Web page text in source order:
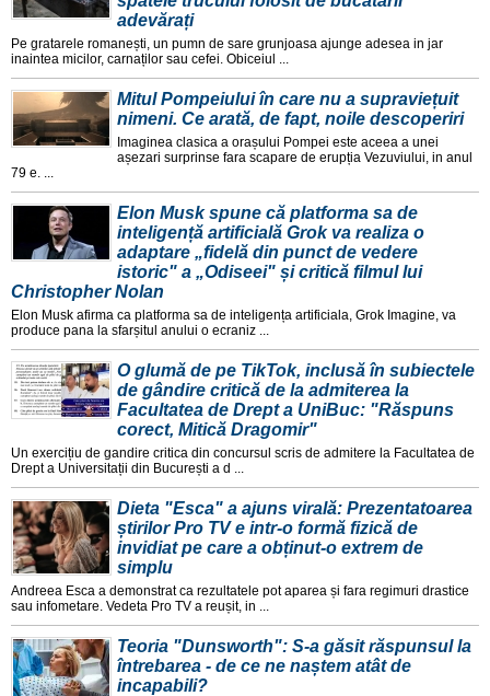
adevărați
Pe gratarele romanești, un pumn de sare grunjoasa ajunge adesea in jar
inaintea micilor, carnaților sau cefei. Obiceiul ...
Mitul Pompeiului în care nu a supraviețuit
nimeni. Ce arată, de fapt, noile descoperiri
Imaginea clasica a orașului Pompei este aceea a unei
așezari surprinse fara scapare de erupția Vezuviului, in anul
79 e. ...
Elon Musk spune că platforma sa de
inteligență artificială Grok va realiza o
adaptare „fidelă din punct de vedere
istoric" a „Odiseei" și critică filmul lui
Christopher Nolan
Elon Musk afirma ca platforma sa de inteligența artificiala, Grok Imagine, va
produce pana la sfarșitul anului o ecraniz ...
O glumă de pe TikTok, inclusă în subiectele
de gândire critică de la admiterea la
Facultatea de Drept a UniBuc: "Răspuns
corect, Mitică Dragomir"
Un exercițiu de gandire critica din concursul scris de admitere la Facultatea de
Drept a Universitații din București a d ...
Dieta "Esca" a ajuns virală: Prezentatoarea
știrilor Pro TV e intr-o formă fizică de
invidiat pe care a obținut-o extrem de
simplu
Andreea Esca a demonstrat ca rezultatele pot aparea și fara regimuri drastice
sau infometare. Vedeta Pro TV a reușit, in ...
Teoria "Dunsworth": S-a găsit răspunsul la
întrebarea - de ce ne naștem atât de
incapabili?